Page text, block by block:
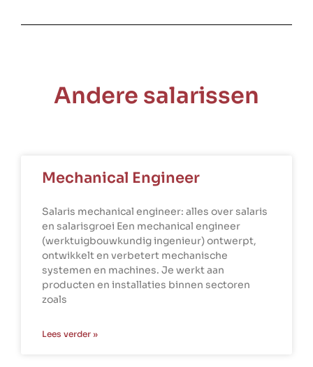
Andere salarissen
Mechanical Engineer
Salaris mechanical engineer: alles over salaris
en salarisgroei Een mechanical engineer
(werktuigbouwkundig ingenieur) ontwerpt,
ontwikkelt en verbetert mechanische
systemen en machines. Je werkt aan
producten en installaties binnen sectoren
zoals
Lees verder »